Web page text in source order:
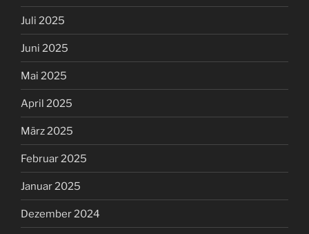
Juli 2025
Juni 2025
Mai 2025
April 2025
März 2025
Februar 2025
Januar 2025
Dezember 2024